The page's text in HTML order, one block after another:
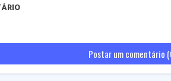
Postar um comentário